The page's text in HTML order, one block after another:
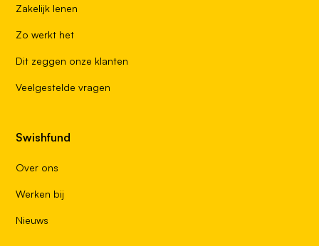
Zakelijk lenen
Zo werkt het
Dit zeggen onze klanten
Veelgestelde vragen
Swishfund
Over ons
Werken bij
Nieuws